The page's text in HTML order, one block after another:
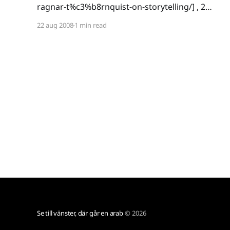
ragnar-t%c3%b8rnquist-on-storytelling/] , 2
ragnar-t%c3%b8rnquist-on-the-longest-journey/]
22 aug 20081 min read
Se till vänster, där går en arab© 2026